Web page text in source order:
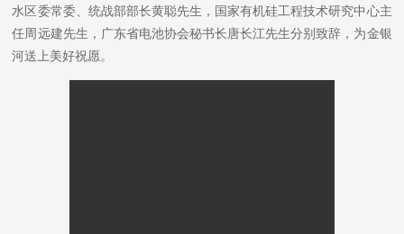
水区委常委、统战部部长黄聪先生，国家有机硅工程技术研究中心主
任周远建先生，广东省电池协会秘书长唐长江先生分别致辞，为金银
河送上美好祝愿。